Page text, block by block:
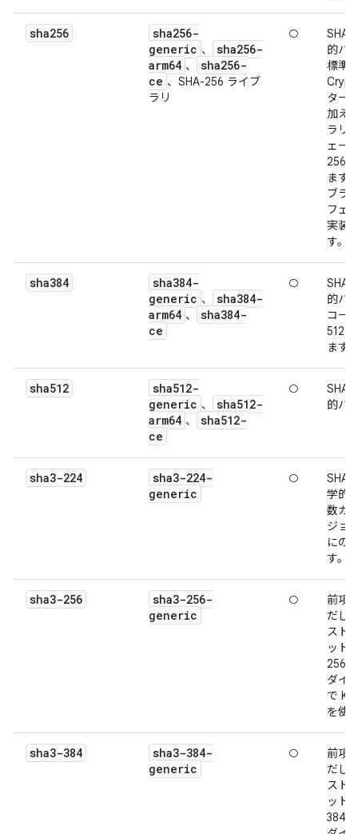
sha256
sha256-
generic 、
sha256-
arm64 、
sha256-
ce 、SHA-256 ライブ
ラリ
○
SHA-
的ハ
標準
ター
加え
ラリ
ェー
256
ます
ブラ
フェ
実装
す。
sha384
sha384-
generic 、
sha384-
arm64 、
sha384-
ce
○
SHA-
的ハ
コー
512
ます
sha512
sha512-
generic 、
sha512-
arm64 、
sha512-
ce
○
SHA-
的ハ
sha3-224
sha3-224-
generic
○
学的
数カ
ジョ
にの
す。
sha3-256
sha3-256-
generic
○
前項
だし
スト
ット
256
ダイ
で
を使
sha3-384
sha3-384-
generic
○
前項
だし
スト
ット
384